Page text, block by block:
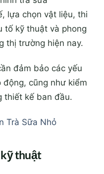
lựa chọn vật liệu, thi
tố kỹ thuật và phong
thị trường hiện nay.
đảm bảo các yếu
cũng như kiểm
thiết kế ban đầu.
Trà Sữa Nhỏ
kỹ thuật